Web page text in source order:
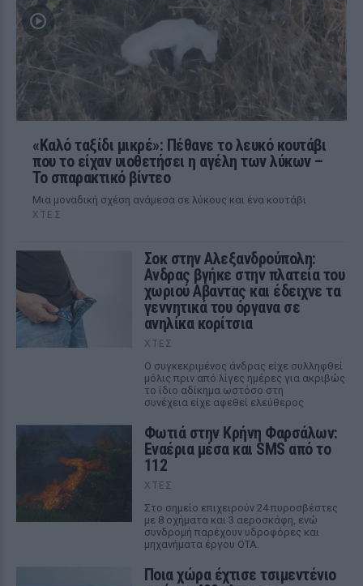
«Καλό ταξίδι μικρέ»: Πέθανε το λευκό κουτάβι
που το είχαν υιοθετήσει η αγέλη των λύκων –
Το σπαρακτικό βίντεο
Μια μοναδική σχέση ανάμεσα σε λύκους και ένα κουτάβι
ΧΤΕΣ
Σοκ στην Αλεξανδρούπολη:
Ανδρας βγήκε στην πλατεία του
χωριού Αβαντας και έδειχνε τα
γεννητικά του όργανα σε
ανηλίκα κορίτσια
ΧΤΕΣ
Ο συγκεκριμένος άνδρας είχε συλληφθεί
μόλις πριν από λίγες ημέρες για ακριβώς
το ίδιο αδίκημα ωστόσο στη
συνέχεια είχε αφεθεί ελεύθερος
Φωτιά στην Κρήνη Φαρσάλων:
Εναέρια μέσα και SMS από το
112
ΧΤΕΣ
Στο σημείο επιχειρούν 24 πυροσβέστες
με 8 οχήματα και 3 αεροσκάφη, ενώ
συνδρομή παρέχουν υδροφόρες και
μηχανήματα έργου ΟΤΑ.
Ποια χώρα έχτισε τσιμεντένιο